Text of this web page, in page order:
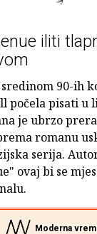
iliti
sredinom 90-ih
počela pisati u
je ubrzo
romanu
serija.
ovaj bi se
Moderna